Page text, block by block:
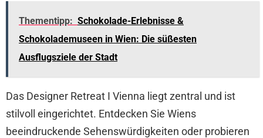
Thementipp: Schokolade-Erlebnisse &
Schokolademuseen in Wien: Die süßesten
Ausflugsziele der Stadt
Das Designer Retreat I Vienna liegt zentral und ist
stilvoll eingerichtet. Entdecken Sie Wiens
beeindruckende Sehenswürdigkeiten oder probieren